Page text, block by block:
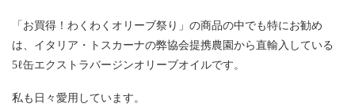
「お買得！わくわくオリーブ祭り」の商品の中でも特にお勧め
は、イタリア・トスカーナの弊協会提携農園から直輸入している
5ℓ缶エクストラバージンオリーブオイルです。
私も日々愛用しています。